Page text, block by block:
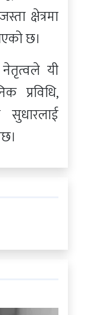
क्षेत्रमा
छ।
यी
प्रविधि,